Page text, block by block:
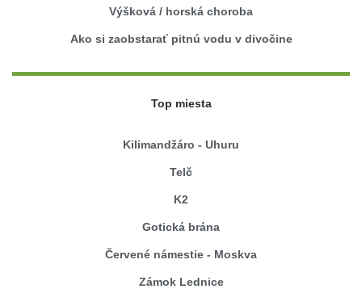
Výšková / horská choroba
Ako si zaobstarať pitnú vodu v divočine
Top miesta
Kilimandžáro - Uhuru
Telč
K2
Gotická brána
Červené námestie - Moskva
Zámok Lednice